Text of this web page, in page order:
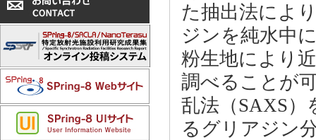
た抽出法によ
ジンを純水中
粉生地により
調べることが
乱法（SAXS
るグリアジン